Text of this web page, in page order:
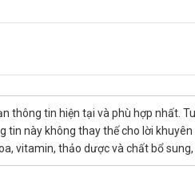
thải độc của gan. Các loại rau
thông tin hiện tại và phù hợp nhất.
này không thay thế cho lời
vitamin, thảo dược và chất bổ